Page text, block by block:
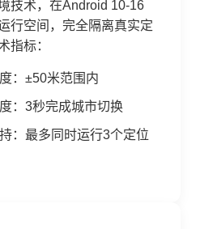
技术，在Android 10-16
行空间，完全隔离真实定
指标：
：±50米范围内
：3秒完成城市切换
：最多同时运行3个定位